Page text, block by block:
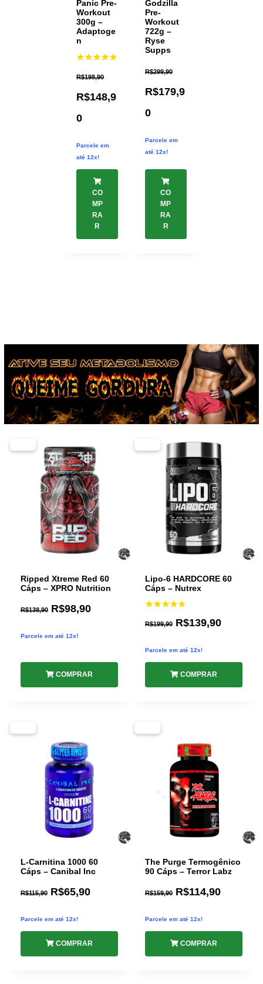
Panic Pre-
Workout
300g –
Adaptoge
n
5.00
R$198,90
R$148,9
0
Parcele em
até 12x!
CO
MP
RA
R
Godzilla
Pre-
Workout
722g –
Ryse
Supps
R$299,90
R$179,9
0
Parcele em
até 12x!
CO
MP
RA
R
Ripped Xtreme Red 60
Cáps – XPRO Nutrition
R$138,90 R$98,90
Parcele em até 12x!
COMPRAR
Lipo-6 HARDCORE 60
Cáps – Nutrex
4.67
R$199,90 R$139,90
Parcele em até 12x!
COMPRAR
L-Carnitina 1000 60
Cáps – Canibal Inc
R$115,90 R$65,90
Parcele em até 12x!
COMPRAR
The Purge Termogênico
90 Cáps – Terror Labz
R$159,90 R$114,90
Parcele em até 12x!
COMPRAR